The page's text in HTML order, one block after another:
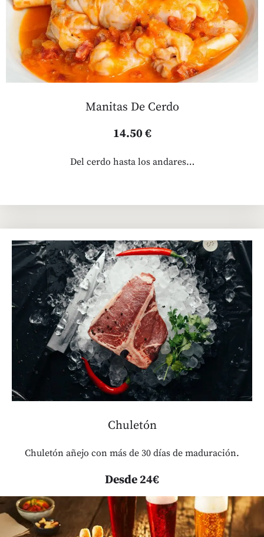
Manitas De Cerdo
14.50 €
Del cerdo hasta los andares…
Chuletón
Chuletón añejo con más de 30 días de maduración.
Desde 24€